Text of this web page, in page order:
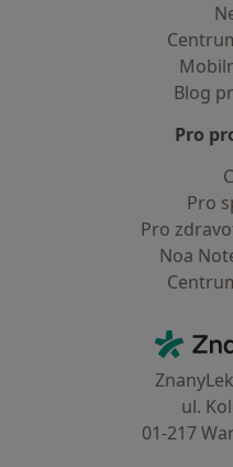
Blog
Pro
Pro
Pro
Noa
ul.
01-217